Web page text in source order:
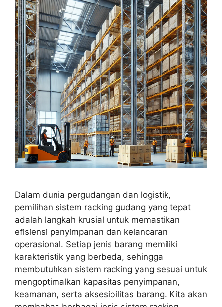
Dalam dunia pergudangan dan logistik,
pemilihan sistem racking gudang yang tepat
adalah langkah krusial untuk memastikan
efisiensi penyimpanan dan kelancaran
operasional. Setiap jenis barang memiliki
karakteristik yang berbeda, sehingga
membutuhkan sistem racking yang sesuai untuk
mengoptimalkan kapasitas penyimpanan,
keamanan, serta aksesibilitas barang. Kita akan